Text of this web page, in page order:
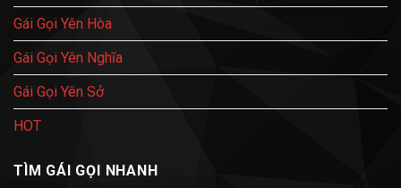
Gái Gọi Yên Hòa
Gái Gọi Yên Nghĩa
Gái Gọi Yên Sở
HOT
TÌM GÁI GỌI NHANH